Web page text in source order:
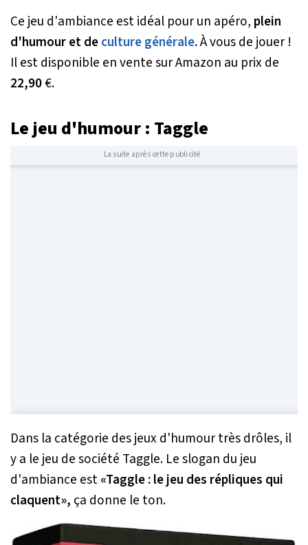
Ce jeu d'ambiance est idéal pour un apéro, plein
d'humour et deculture générale. À vous de jouer !
Il est disponible en vente sur Amazon au prix de
22,90€.
Le jeu d'humour : Taggle
La suite après cette publicité
Dans la catégorie des jeux d'humour très drôles, il
y a le jeu de société Taggle. Le slogan du jeu
d'ambiance est«Taggle : le jeu des répliques qui
claquent», ça donne le ton.